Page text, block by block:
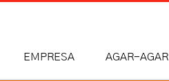
EMPRESA AGAR-AGAR